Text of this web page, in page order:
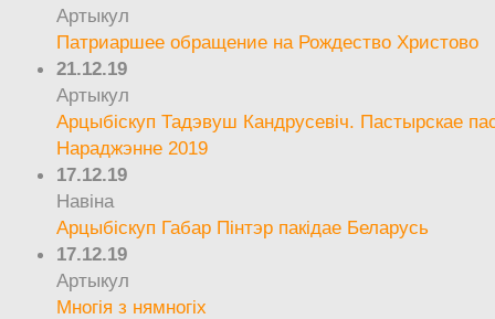
Артыкул
Патриаршее обращение на Рождество Христово
21.12.19
Артыкул
Арцыбіскуп Тадэвуш Кандрусевіч. Пастырскае
Нараджэнне 2019
17.12.19
Навіна
Арцыбіскуп Габар Пінтэр пакідае Беларусь
17.12.19
Артыкул
Многія з нямногіх